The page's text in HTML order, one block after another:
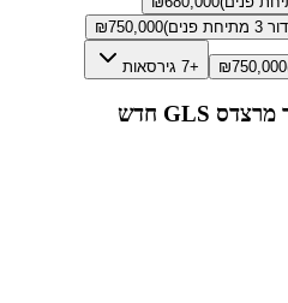
₪750,000
₪750,000 +7 גירסאות
מרצדס GLS חדש